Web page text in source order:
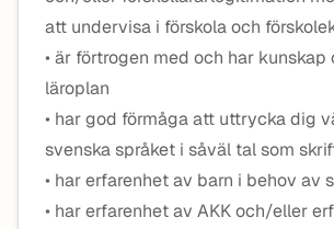
att undervisa i förskola och
• är förtrogen med och har kunskap
läroplan
• har god förmåga att uttrycka dig
svenska språket i såväl tal som
• har erfarenhet av barn i behov av
• har erfarenhet av AKK och/eller